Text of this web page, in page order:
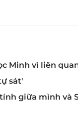
Minh vì liên
sát'
giữa mình và